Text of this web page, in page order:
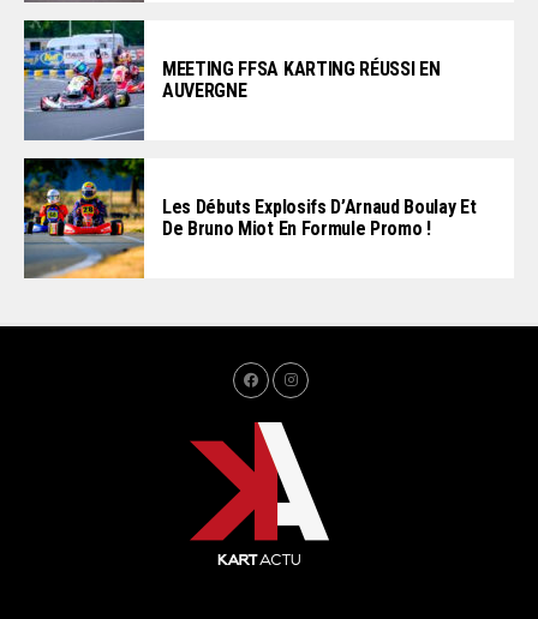
MEETING FFSA KARTING RÉUSSI EN
AUVERGNE
Les Débuts Explosifs D’Arnaud Boulay Et
De Bruno Miot En Formule Promo !